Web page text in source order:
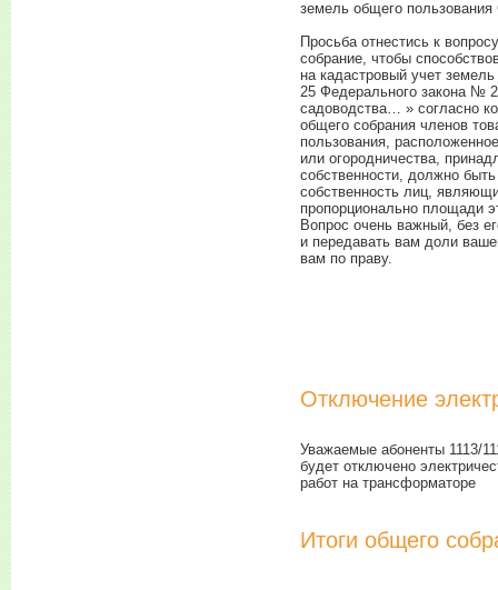
земель общего
Просьба отнестись к
собрание, чтобы
на кадастровый учет
25 Федерального закона №
садоводства… » согласно
общего собрания членов
пользования,
или огородничества,
собственности, должно
собственность лиц,
пропорционально площади
Вопрос очень важный, без
и передавать вам доли
вам по праву.
Отключение
Уважаемые абоненты 1113/
будет отключено
работ на трансформаторе
Итоги общего